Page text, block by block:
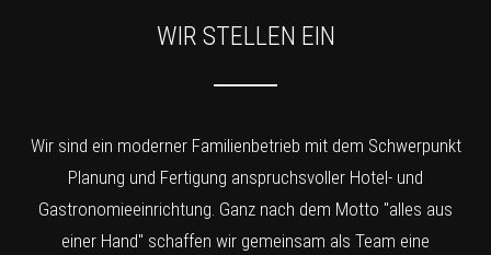
WIR STELLEN EIN
Wir sind ein moderner Familienbetrieb mit dem Schwerpunkt
Planung und Fertigung anspruchsvoller Hotel- und
Gastronomieeinrichtung. Ganz nach dem Motto "alles aus
einer Hand" schaffen wir gemeinsam als Team eine